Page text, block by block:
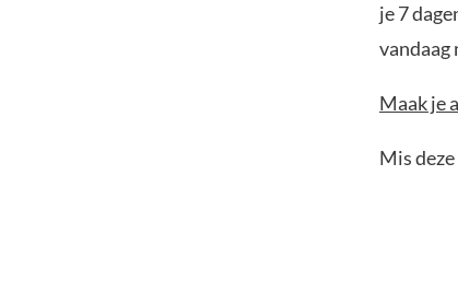
je 7
vandaag
Maak je
Mis